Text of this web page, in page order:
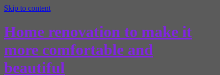
Skip to content
Home renovation to make it
more comfortable and
beautiful